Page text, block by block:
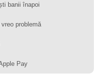
banii înapoi
problemă
Pay